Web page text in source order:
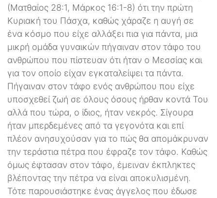
(Ματθαίος 28:1, Μάρκος 16:1-8) ότι την πρώτη
Κυριακή του Πάσχα, καθώς χάραζε η αυγή σε
ένα κόσμο που είχε αλλάξει πια για πάντα, μια
μικρή ομάδα γυναικών πήγαιναν στον τάφο του
ανθρώπου που πίστευαν ότι ήταν ο Μεσσίας και
για τον οποίο είχαν εγκαταλείψει τα πάντα.
Πήγαιναν στον τάφο ενός ανθρώπου που είχε
υποσχεθεί ζωή σε όλους όσους ήρθαν κοντά Του
αλλά που τώρα, ο ίδιος, ήταν νεκρός. Σίγουρα
ήταν μπερδεμένες από τα γεγονότα και επί
πλέον ανησυχούσαν για το πώς θα απομάκρυναν
την τεράστια πέτρα που έφραζε τον τάφο. Καθώς
όμως έφτασαν στον τάφο, έμειναν έκπληκτες
βλέποντας την πέτρα να είναι αποκυλισμένη.
Τότε παρουσιάστηκε ένας άγγελος που έδωσε